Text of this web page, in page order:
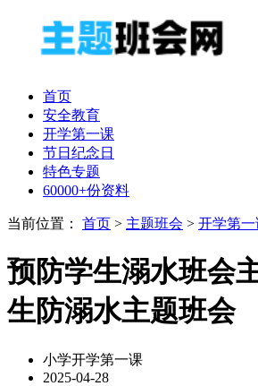
首页
安全教育
开学第一课
节日纪念日
特色专题
60000+份资料
当前位置： 首页 > 主题班会 > 开学第一
预防学生溺水班会
生防溺水主题班会
小学开学第一课
2025-04-28